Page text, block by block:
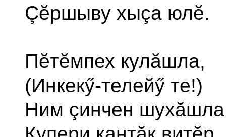
Çĕршыву хыçа юлĕ.
Пĕтĕмпех кулăшла,
(Инкекӳ-телейӳ те!)
Ним çинчен шухăшла